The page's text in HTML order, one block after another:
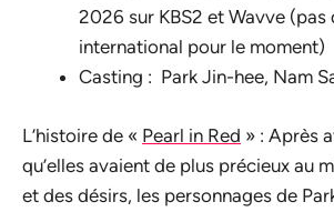
2026 sur KBS2 et Wavve (pas
international pour le moment)
Casting : Park Jin-hee, Nam
L’histoire de « Pearl in Red » : Après
qu’elles avaient de plus précieux au
et des désirs, les personnages de